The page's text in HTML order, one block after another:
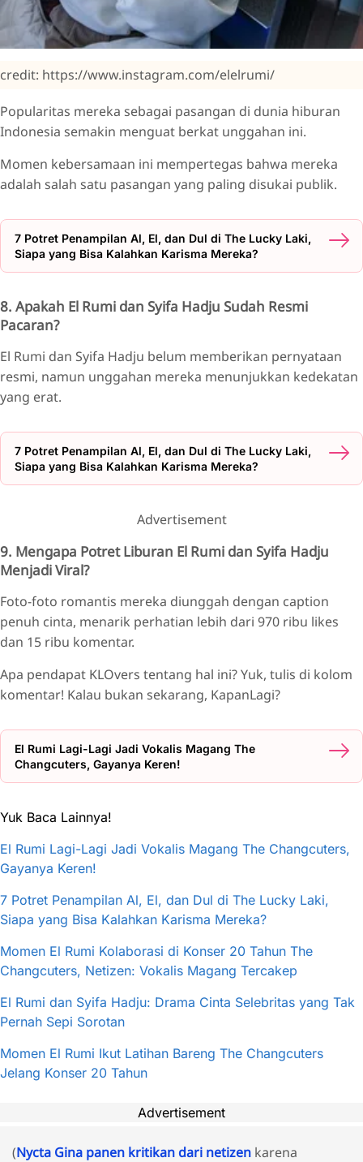
credit: https://www.instagram.com/elelrumi/
Popularitas mereka sebagai pasangan di dunia hiburan
Indonesia semakin menguat berkat unggahan ini.
Momen kebersamaan ini mempertegas bahwa mereka
adalah salah satu pasangan yang paling disukai publik.
7 Potret Penampilan Al, El, dan Dul di The Lucky Laki,
Siapa yang Bisa Kalahkan Karisma Mereka?
8. Apakah El Rumi dan Syifa Hadju Sudah Resmi
Pacaran?
El Rumi dan Syifa Hadju belum memberikan pernyataan
resmi, namun unggahan mereka menunjukkan kedekatan
yang erat.
7 Potret Penampilan Al, El, dan Dul di The Lucky Laki,
Siapa yang Bisa Kalahkan Karisma Mereka?
Advertisement
9. Mengapa Potret Liburan El Rumi dan Syifa Hadju
Menjadi Viral?
Foto-foto romantis mereka diunggah dengan caption
penuh cinta, menarik perhatian lebih dari 970 ribu likes
dan 15 ribu komentar.
Apa pendapat KLOvers tentang hal ini? Yuk, tulis di kolom
komentar! Kalau bukan sekarang, KapanLagi?
El Rumi Lagi-Lagi Jadi Vokalis Magang The
Changcuters, Gayanya Keren!
Yuk Baca Lainnya!
El Rumi Lagi-Lagi Jadi Vokalis Magang The Changcuters,
Gayanya Keren!
7 Potret Penampilan Al, El, dan Dul di The Lucky Laki,
Siapa yang Bisa Kalahkan Karisma Mereka?
Momen El Rumi Kolaborasi di Konser 20 Tahun The
Changcuters, Netizen: Vokalis Magang Tercakep
El Rumi dan Syifa Hadju: Drama Cinta Selebritas yang Tak
Pernah Sepi Sorotan
Momen El Rumi Ikut Latihan Bareng The Changcuters
Jelang Konser 20 Tahun
Advertisement
(Nycta Gina panen kritikan dari netizen karena